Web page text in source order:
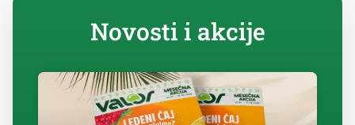
Novosti i akcije